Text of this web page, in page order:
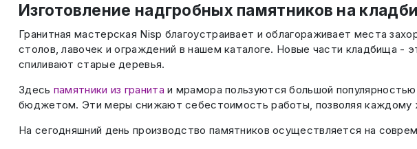
Изготовление надгробных памятников на
Гранитная мастерская Nisp благоустраивает и облагораживает места
столов, лавочек и ограждений в нашем каталоге. Новые части кладбища
спиливают старые деревья.
Здесь памятники из гранита и мрамора пользуются большой
бюджетом. Эти меры снижают себестоимость работы, позволяя
На сегодняшний день производство памятников осуществляется на